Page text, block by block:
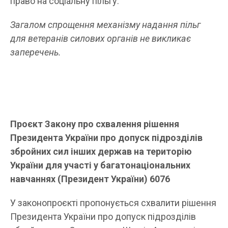
Загалом спрощення механізму надання пільг
для ветеранів силових органів не викликає
заперечень.
Проєкт Закону про схвалення рішення
Президента України про допуск підрозділів
збройних сил інших держав на територію
України для участі у багатонаціональних
навчаннях (Президент України) 6076
У законопроєкті пропонується схвалити рішення
Президента України про допуск підрозділів